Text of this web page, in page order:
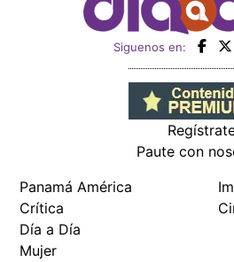
Siguenos en:
Paute con
Panamá América
Crítica
Día a Día
Mujer